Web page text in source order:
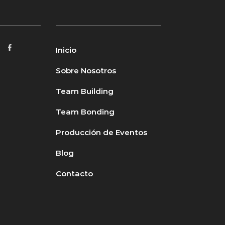
Inicio
Sobre Nosotros
Team Building
Team Bonding
Producción de Eventos
Blog
Contacto